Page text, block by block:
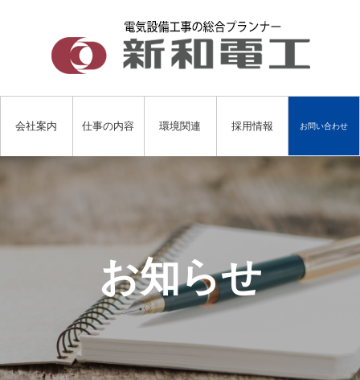
会社案内 仕事の内容 環境関連 採用情報 お問い合わせ
お知らせ